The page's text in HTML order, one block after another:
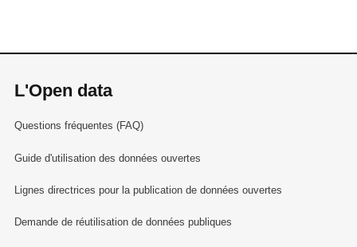
L'Open data
Questions fréquentes (FAQ)
Guide d'utilisation des données ouvertes
Lignes directrices pour la publication de données ouvertes
Demande de réutilisation de données publiques